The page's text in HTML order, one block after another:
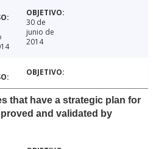
30 de
junio de
2014
that have a strategic plan for
and validated by